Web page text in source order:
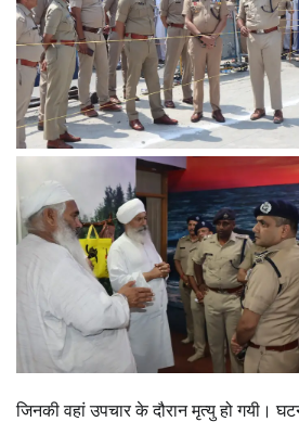
जिनकी वहां उपचार के दौरान मृत्यु हो गयी।